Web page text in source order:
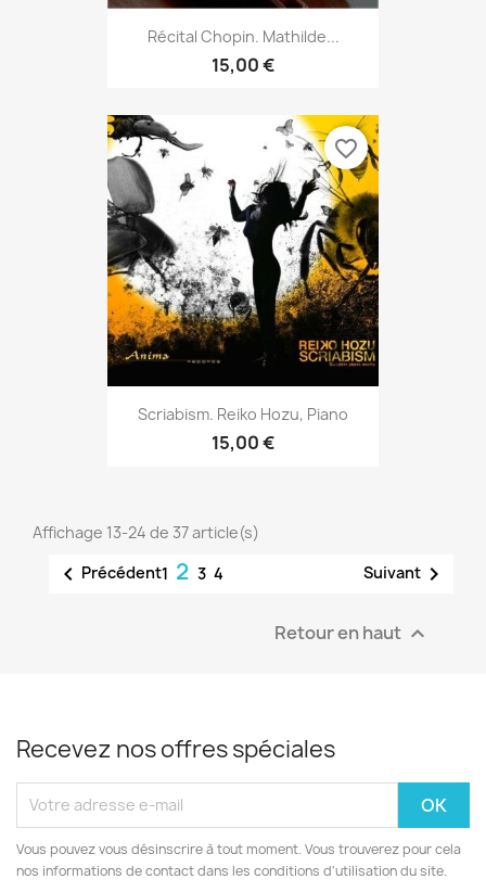
Récital Chopin. Mathilde...
15,00 €
Scriabism. Reiko Hozu, Piano
15,00 €
favorite_border
Affichage 13-24 de 37 article(s)
 Précédent1 2 3 4 Suivant 
Retour en haut 
Recevez nos offres spéciales
Vous pouvez vous désinscrire à tout moment. Vous trouverez pour cela
nos informations de contact dans les conditions d'utilisation du site.